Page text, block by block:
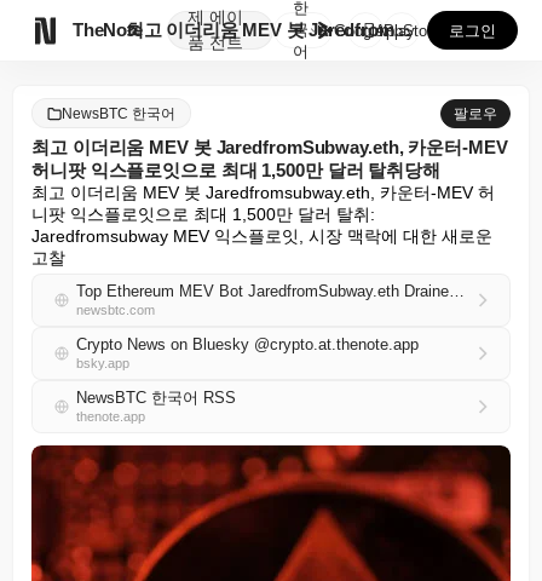
TheNote
제
품
에이
전트
최고 이더리움 MEV 봇 JaredfromSubway....
한
국
어
GooglePlay
AppStore 로그인
NewsBTC 한국어 팔로우
최고 이더리움 MEV 봇 JaredfromSubway.eth, 카운터-MEV
허니팟 익스플로잇으로 최대 1,500만 달러 탈취당해
최고 이더리움 MEV 봇 Jaredfromsubway.eth, 카운터-MEV 허
니팟 익스플로잇으로 최대 1,500만 달러 탈취:
Jaredfromsubway MEV 익스플로잇, 시장 맥락에 대한 새로운
고찰
Top Ethereum MEV Bot JaredfromSubway.eth Drained of Up to $15M in Counter-MEV Honeypot Exploit
newsbtc.com
Crypto News on Bluesky @crypto.at.thenote.app
bsky.app
NewsBTC 한국어 RSS
thenote.app